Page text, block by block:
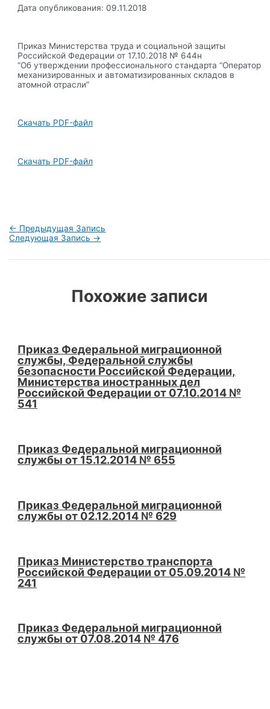
Дата опубликования: 09.11.2018
Приказ Министерства труда и социальной защиты
Российской Федерации от 17.10.2018 № 644н
“Об утверждении профессионального стандарта “Оператор
механизированных и автоматизированных складов в
атомной отрасли”
Скачать PDF-файл
Скачать PDF-файл
Навигация
по
← Предыдущая Запись
Следующая Запись →
Похожие записи
Приказ Федеральной миграционной
службы, Федеральной службы
безопасности Российской Федерации,
Министерства иностранных дел
Российской Федерации от 07.10.2014 №
541
Приказ Федеральной миграционной
службы от 15.12.2014 № 655
Приказ Федеральной миграционной
службы от 02.12.2014 № 629
Приказ Министерство транспорта
Российской Федерации от 05.09.2014 №
241
Приказ Федеральной миграционной
службы от 07.08.2014 № 476